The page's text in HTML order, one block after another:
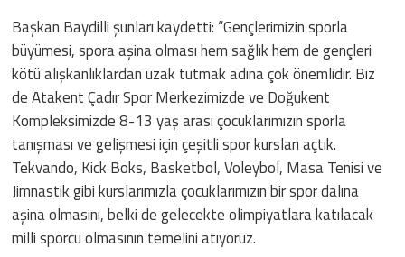
Başkan Baydilli şunları kaydetti: “Gençlerimizin sporla
büyümesi, spora aşina olması hem sağlık hem de gençleri
kötü alışkanlıklardan uzak tutmak adına çok önemlidir. Biz
de Atakent Çadır Spor Merkezimizde ve Doğukent
Kompleksimizde 8-13 yaş arası çocuklarımızın sporla
tanışması ve gelişmesi için çeşitli spor kursları açtık.
Tekvando, Kick Boks, Basketbol, Voleybol, Masa Tenisi ve
Jimnastik gibi kurslarımızla çocuklarımızın bir spor dalına
aşina olmasını, belki de gelecekte olimpiyatlara katılacak
milli sporcu olmasının temelini atıyoruz.